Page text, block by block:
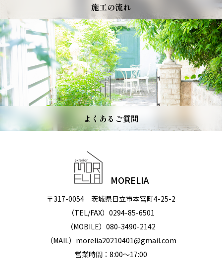
施工の流れ
よくあるご質問
MORELIA
〒317-0054 茨城県日立市本宮町4-25-2
（TEL/FAX）0294-85-6501
（MOBILE）080-3490-2142
（MAIL）morelia20210401@gmail.com
営業時間：8:00～17:00